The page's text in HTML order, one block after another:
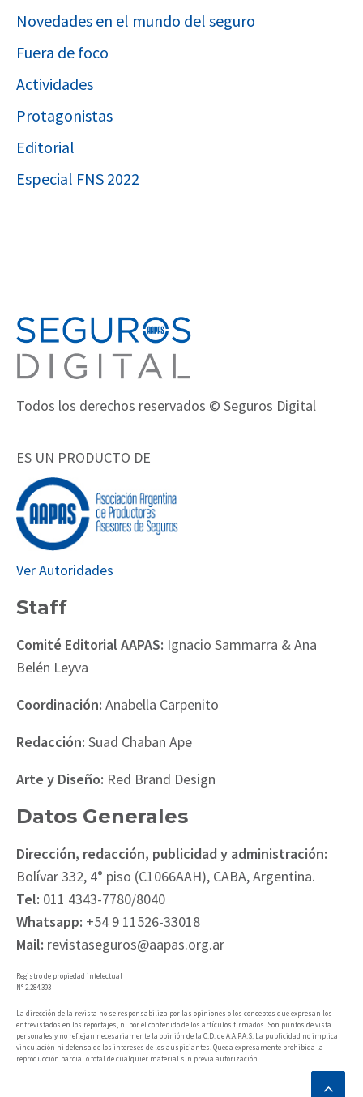
Novedades en el mundo del seguro
Fuera de foco
Actividades
Protagonistas
Editorial
Especial FNS 2022
Todos los derechos reservados © Seguros Digital
ES UN PRODUCTO DE
Ver Autoridades
Staff
Comité Editorial AAPAS: Ignacio Sammarra & Ana
Belén Leyva
Coordinación: Anabella Carpenito
Redacción: Suad Chaban Ape
Arte y Diseño: Red Brand Design
Datos Generales
Dirección, redacción, publicidad y administración:
Bolívar 332, 4° piso (C1066AAH), CABA, Argentina.
Tel: 011 4343-7780/8040
Whatsapp: +54 9 11526-33018
Mail: revistaseguros@aapas.org.ar
Registro de propiedad intelectual
N° 2.284.393
La dirección de la revista no se responsabiliza por las opiniones o los conceptos que expresan los
entrevistados en los reportajes, ni por el contenido de los artículos firmados. Son puntos de vista
personales y no reflejan necesariamente la opinión de la C.D. de A.A.P.A.S. La publicidad no implica
vinculación ni defensa de los intereses de los auspiciantes. Queda expresamente prohibida la
reproducción parcial o total de cualquier material sin previa autorización.